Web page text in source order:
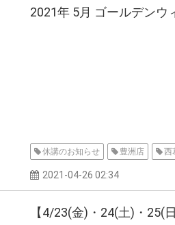
2021年 5月 ゴールデンウ
休講のお知らせ 豊洲店 西
2021-04-26 02:34
【4/23(金)・24(土)・25(